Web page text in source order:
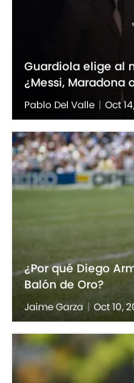
Guardiola elige al
¿Messi, Maradona
Pablo Del Valle | Oct
¿Por qué Diego
Balón de Oro?
Jaime Garza | Oct 10,